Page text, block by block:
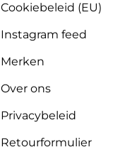
Cookiebeleid (EU)
Instagram feed
Merken
Over ons
Privacybeleid
Retourformulier